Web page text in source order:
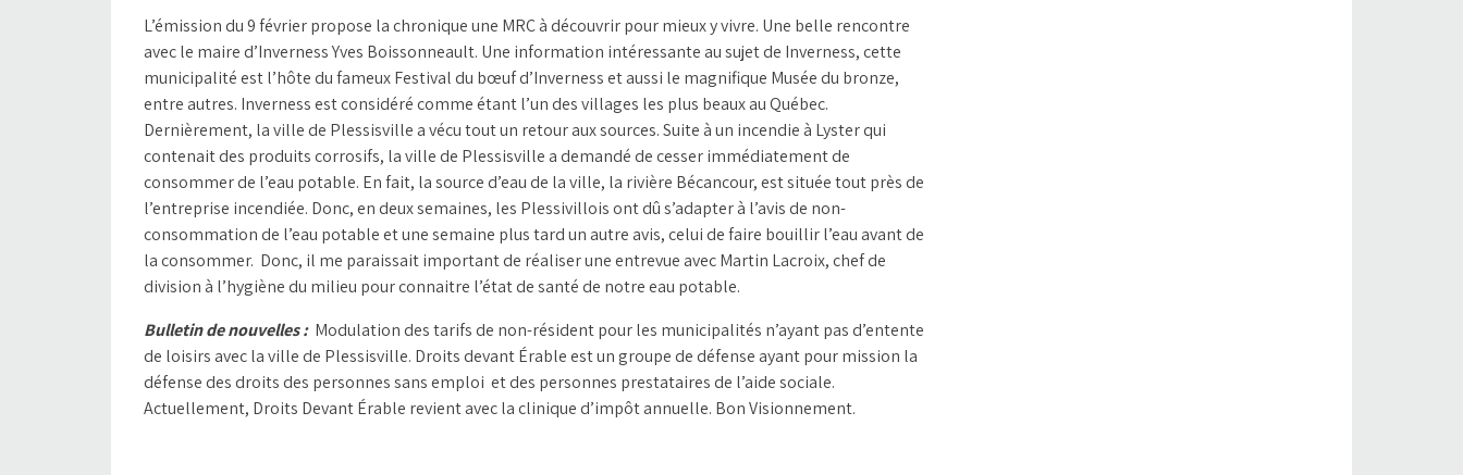
L’émission du 9 février propose la chronique une MRC à découvrir pour mieux y vivre. Une belle rencontre
avec le maire d’Inverness Yves Boissonneault. Une information intéressante au sujet de Inverness, cette
municipalité est l’hôte du fameux Festival du bœuf d’Inverness et aussi le magnifique Musée du bronze,
entre autres. Inverness est considéré comme étant l’un des villages les plus beaux au Québec.
Dernièrement, la ville de Plessisville a vécu tout un retour aux sources. Suite à un incendie à Lyster qui
contenait des produits corrosifs, la ville de Plessisville a demandé de cesser immédiatement de
consommer de l’eau potable. En fait, la source d’eau de la ville, la rivière Bécancour, est située tout près de
l’entreprise incendiée. Donc, en deux semaines, les Plessivillois ont dû s’adapter à l’avis de non-
consommation de l’eau potable et une semaine plus tard un autre avis, celui de faire bouillir l’eau avant de
la consommer. Donc, il me paraissait important de réaliser une entrevue avec Martin Lacroix, chef de
division à l’hygiène du milieu pour connaitre l’état de santé de notre eau potable.
Bulletin de nouvelles :Modulation des tarifs de non-résident pour les municipalités n’ayant pas d’entente
de loisirs avec la ville de Plessisville. Droits devant Érable est un groupe de défense ayant pour mission la
défense des droits des personnes sans emploi et des personnes prestataires de l’aide sociale.
Actuellement, Droits Devant Érable revient avec la clinique d’impôt annuelle. Bon Visionnement.